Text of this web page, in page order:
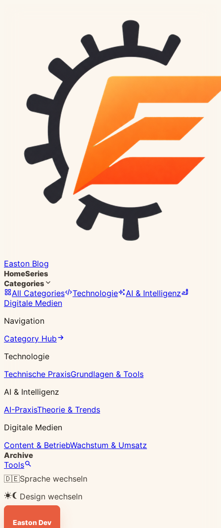
Easton Blog
HomeSeries
Categories
All Categories Technologie
AI & Intelligenz
Digitale Medien
Navigation
Category Hub
Technologie
Technische PraxisGrundlagen & Tools
AI & Intelligenz
AI-PraxisTheorie & Trends
Digitale Medien
Content & BetriebWachstum & Umsatz
Archive
Tools
🇩🇪Sprache wechseln
Design wechseln
Easton Dev